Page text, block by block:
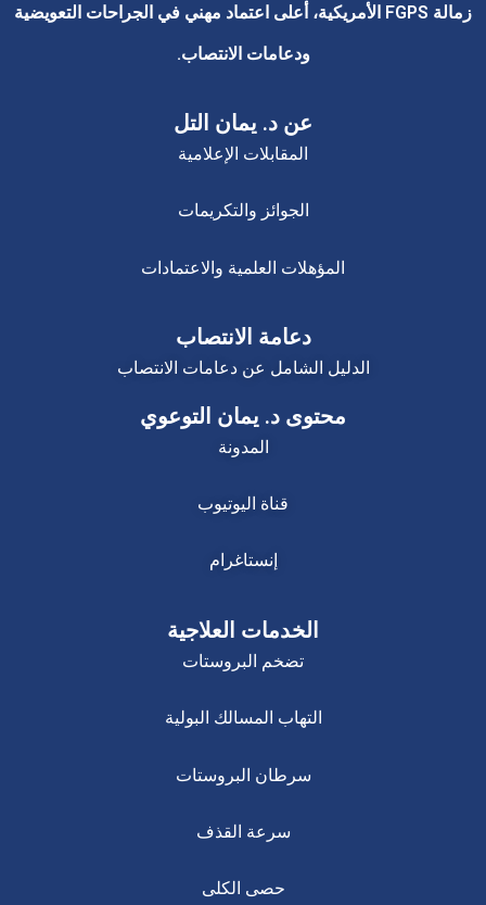
زمالة FGPS الأمريكية، أعلى اعتماد مهني في الجراحات التعويضية
ودعامات الانتصاب.
عن د. يمان التل
المقابلات الإعلامية
الجوائز والتكريمات
المؤهلات العلمية والاعتمادات
دعامة الانتصاب
الدليل الشامل عن دعامات الانتصاب
محتوى د. يمان التوعوي
المدونة
قناة اليوتيوب
إنستاغرام
الخدمات العلاجية
تضخم البروستات
التهاب المسالك البولية
سرطان البروستات
سرعة القذف
حصى الكلى